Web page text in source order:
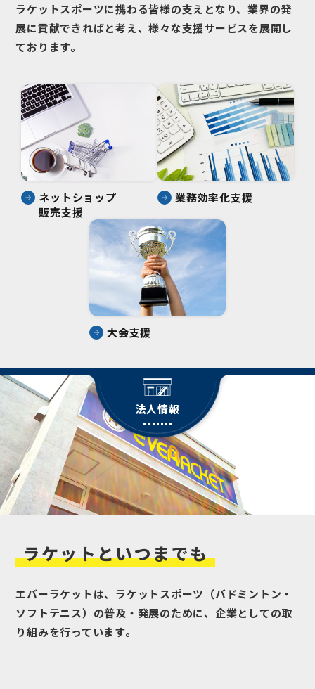
ラケットスポーツに携わる皆様の支えとなり、業界の発
展に貢献できればと考え、様々な支援サービスを展開し
ております。
ネットショップ
販売支援
業務効率化支援
大会支援
ラケットといつまでも
エバーラケットは、ラケットスポーツ（バドミントン・
ソフトテニス）の普及・発展のために、企業としての取
り組みを行っています。
法人情報